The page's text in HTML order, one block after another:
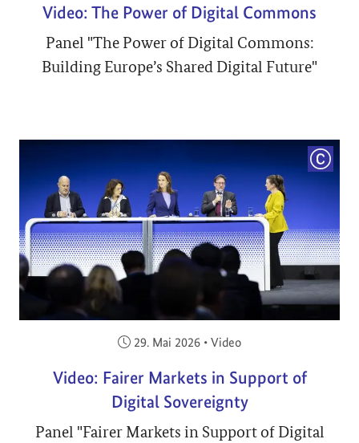
Video: The Power of Digital Commons
Panel "The Power of Digital Commons:
Building Europe’s Shared Digital Future"
Veröffentlicht am:
29. Mai 2026 • Video
Video: Fairer Markets in Support of
Digital Sovereignty
Panel "Fairer Markets in Support of Digital